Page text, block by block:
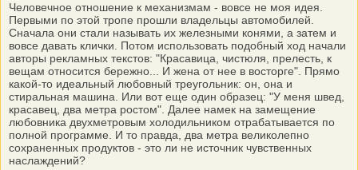
Человечное отношение к механизмам - вовсе не моя идея.
Первыми по этой тропе прошли владельцы автомобилей.
Сначала они стали называть их железными конями, а затем и
вовсе давать клички. Потом использовать подобный ход начали
авторы рекламных текстов: "Красавица, чистюля, прелесть, к
вещам относится бережно... И жена от нее в восторге". Прямо
какой-то идеальный любовный треугольник: он, она и
стиральная машина. Или вот еще один образец: "У меня швед,
красавец, два метра ростом". Далее намек на замещение
любовника двухметровым холодильником отрабатывается по
полной программе. И то правда, два метра великолепно
сохраненных продуктов - это ли не источник чувственных
наслаждений?